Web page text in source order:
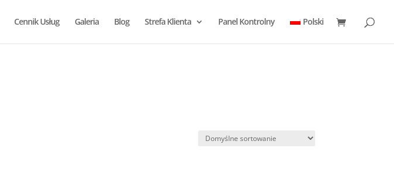
Cennik Usług Galeria Blog Strefa Klienta Panel Kontrolny Polski